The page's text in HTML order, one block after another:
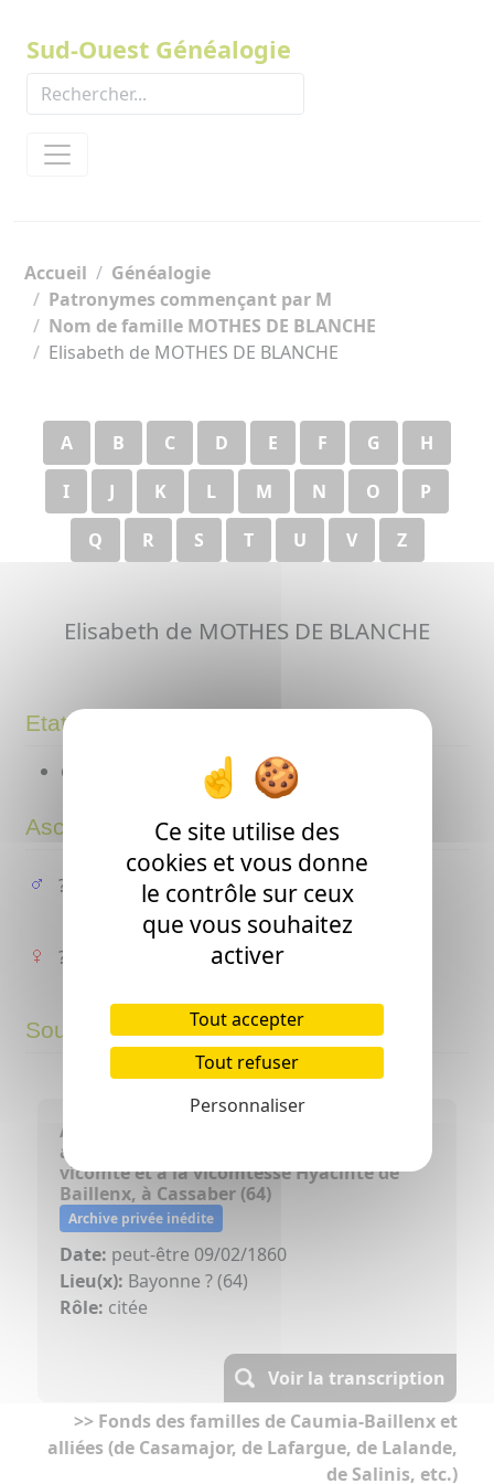
Sud-Ouest Généalogie
Accueil
Généalogie
Patronymes commençant par M
Nom de famille MOTHES DE BLANCHE
Elisabeth de MOTHES DE BLANCHE
A B C D E F G
H
I
J K L M N O
P
Q
R S T U V Z
Elisabeth de MOTHES DE BLANCHE
Etat-civil
décédée après 1860
Ascendance
?
?
Sources
Avis de décès de Josephe-Pauline Galart
adressé à la comtesse de Baillenx, au
vicomte et à la vicomtesse Hyacinte de
Baillenx, à Cassaber (64)
Archive privée inédite
Date: peut-être 09/02/1860
Lieu(x): Bayonne ? (64)
Rôle: citée
Voir la transcription
>> Fonds des familles de Caumia-Baillenx et
alliées (de Casamajor, de Lafargue, de Lalande,
de Salinis, etc.)
Ce site utilise des
cookies et vous donne
le contrôle sur ceux
que vous souhaitez
activer
Tout accepter
Tout refuser
Personnaliser